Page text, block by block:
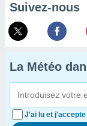
Suivez-nous
La Météo
J'ai lu et